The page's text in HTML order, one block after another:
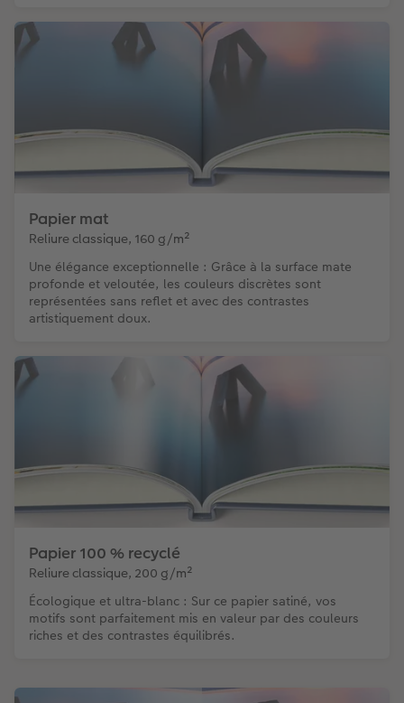
Papier mat
Reliure classique, 160 g/m²
Une élégance exceptionnelle : Grâce à la surface mate
profonde et veloutée, les couleurs discrètes sont
représentées sans reflet et avec des contrastes
artistiquement doux.
Papier 100 % recyclé
Reliure classique, 200 g/m²
Écologique et ultra-blanc : Sur ce papier satiné, vos
motifs sont parfaitement mis en valeur par des couleurs
riches et des contrastes équilibrés.